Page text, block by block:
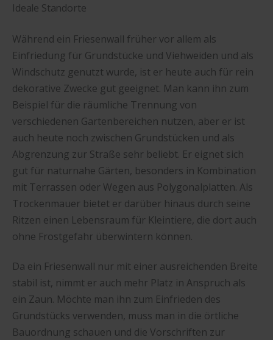
Ideale Standorte
Während ein Friesenwall früher vor allem als
Einfriedung für Grundstücke und Viehweiden und als
Windschutz genutzt wurde, ist er heute auch für rein
dekorative Zwecke gut geeignet. Man kann ihn zum
Beispiel für die räumliche Trennung von
verschiedenen Gartenbereichen nutzen, aber er ist
auch heute noch zwischen Grundstücken und als
Abgrenzung zur Straße sehr beliebt. Er eignet sich
gut für naturnahe Gärten, besonders in Kombination
mit Terrassen oder Wegen aus Polygonalplatten. Als
Trockenmauer bietet er darüber hinaus durch seine
Ritzen einen Lebensraum für Kleintiere, die dort auch
ohne Frostgefahr überwintern können.
Da ein Friesenwall nur mit einer ausreichenden Breite
stabil ist, nimmt er auch mehr Platz in Anspruch als
ein Zaun. Möchte man ihn zum Einfrieden des
Grundstücks verwenden, muss man in die örtliche
Bauordnung schauen und die Vorschriften zur